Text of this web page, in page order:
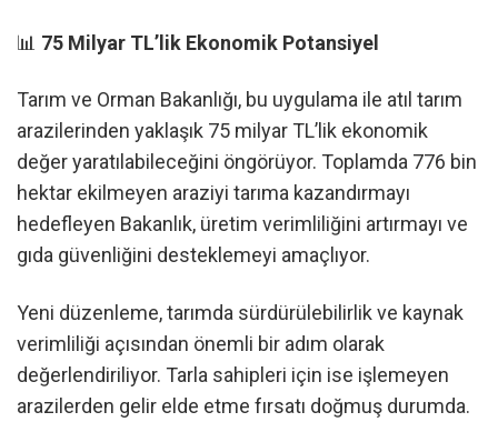
📊 75 Milyar TL’lik Ekonomik Potansiyel
Tarım ve Orman Bakanlığı, bu uygulama ile atıl tarım
arazilerinden yaklaşık 75 milyar TL’lik ekonomik
değer yaratılabileceğini öngörüyor. Toplamda 776 bin
hektar ekilmeyen araziyi tarıma kazandırmayı
hedefleyen Bakanlık, üretim verimliliğini artırmayı ve
gıda güvenliğini desteklemeyi amaçlıyor.
Yeni düzenleme, tarımda sürdürülebilirlik ve kaynak
verimliliği açısından önemli bir adım olarak
değerlendiriliyor. Tarla sahipleri için ise işlemeyen
arazilerden gelir elde etme fırsatı doğmuş durumda.